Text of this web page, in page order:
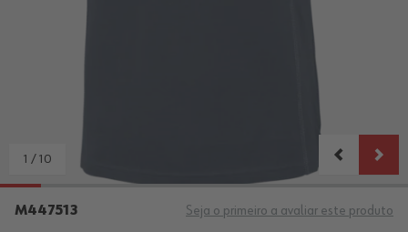
1 / 10
M447513 Seja o primeiro a avaliar este produto